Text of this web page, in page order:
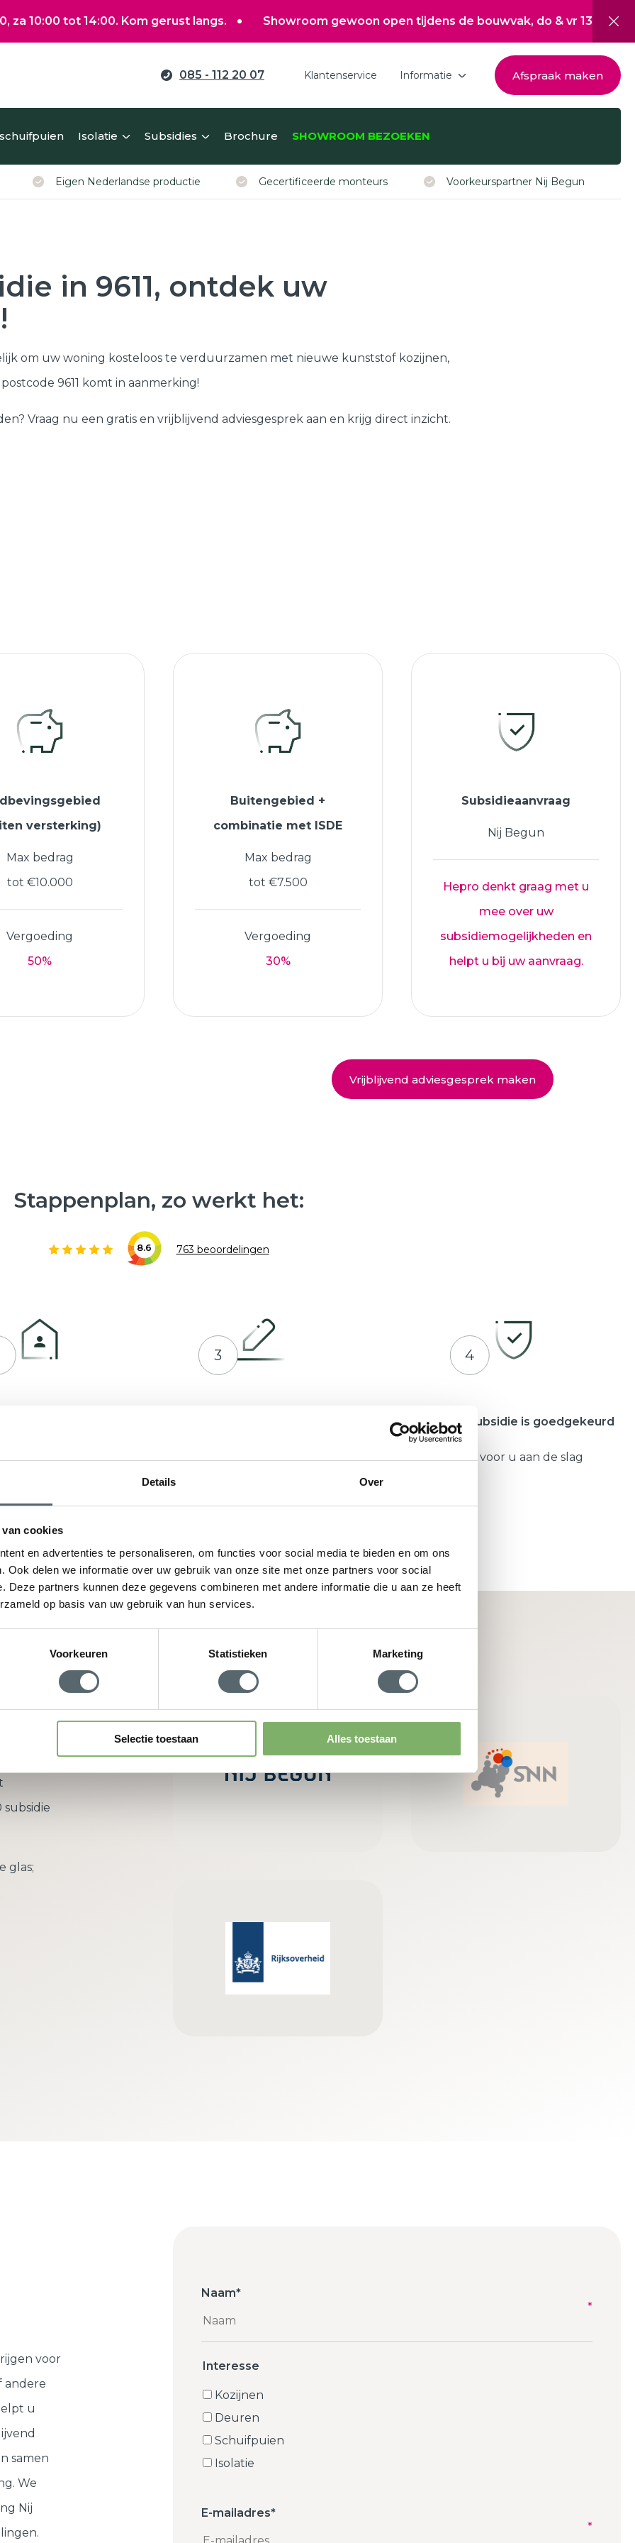
Details Over
cookies
en advertenties te personaliseren, om functies voor social media te bieden en om ons
Ook delen we informatie over uw gebruik van onze site met onze partners voor social
Deze partners kunnen deze gegevens combineren met andere informatie die u aan ze heeft
op basis van uw gebruik van hun services.
Voorkeuren Statistieken Marketing
Selectie toestaan Alles toestaan
14:00. Kom gerust langs. Showroom gewoon open tijdens de bouwvak, do & vr 13:00 tot 17:00, za
085 - 112 20 07 Klantenservice Informatie
Nieuwsoverzicht
Afspraak maken
Isolatie Subsidies Brochure SHOWROOM BEZOEKEN
Eigen Nederlandse productie Gecertificeerde monteurs Voorkeurspartner Nij Begun
in 9611, ontdek uw
om uw woning kosteloos te verduurzamen met nieuwe kunststof kozijnen,
9611 komt in aanmerking!
Vraag nu een gratis en vrijblijvend adviesgesprek aan en krijg direct inzicht.
versterking)
Max bedrag
tot €10.000
Vergoeding
50%
Buitengebied +
combinatie met ISDE
Max bedrag
tot €7.500
Vergoeding
30%
Subsidieaanvraag
Nij Begun
Hepro denkt graag met u
mee over uw
subsidiemogelijkheden en
helpt u bij uw aanvraag.
Vrijblijvend adviesgesprek maken
Stappenplan, zo werkt het:
8.6 763 beoordelingen
offerte op maat
3 4
Zodra uw subsidie is goedgekeurd
Gaat Hepro voor u aan de slag
richt zich
glas;
voor
andere
u
samen
We
Nij
Naam*
Interesse
Kozijnen
Deuren
Schuifpuien
Isolatie
E-mailadres*
verduurzamen?
u eenvoudig een richtprijs voor uw kunststof kozijnen, -deuren,
Samenstellen Samenstellen